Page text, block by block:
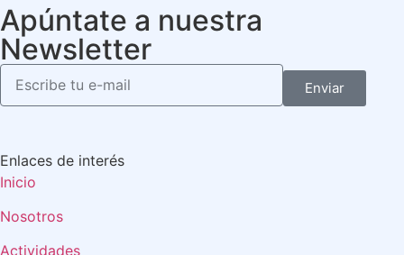
Apúntate a nuestra
Newsletter
Enviar
Enlaces de interés
Inicio
Nosotros
Actividades